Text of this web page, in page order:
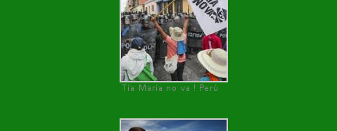
Tía María no va ! Perú